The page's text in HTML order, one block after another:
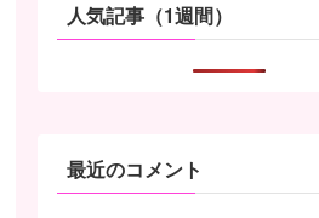
人気記事（1週間）
最近のコメント